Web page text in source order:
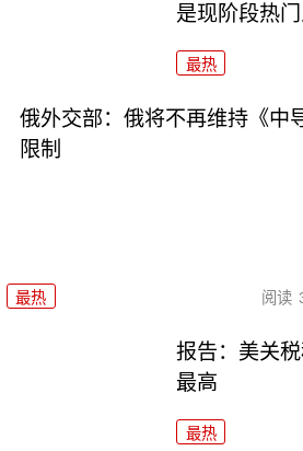
是现阶段热
最热
俄外交部：俄将不再维持《中
限制
最热 阅读
报告：美关
最高
最热